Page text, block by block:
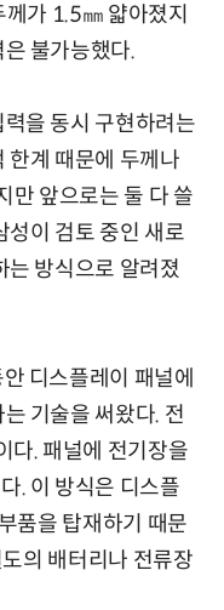
가 1.5㎜ 얇아졌지
불가능했다.
을 동시 구현하려는
한계 때문에 두께나
만 앞으로는 둘 다 쓸
성이 검토 중인 새로
는 방식으로 알려졌
디스플레이 패널에
기술을 써왔다. 전
다. 패널에 전기장을
. 이 방식은 디스플
품을 탑재하기 때문
의 배터리나 전류장